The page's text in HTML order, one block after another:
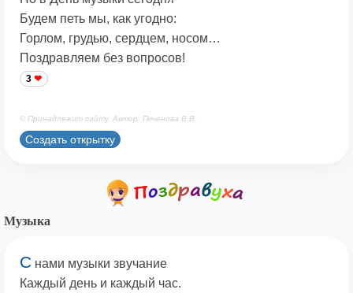
Будем петь мы, как угодно:
Горлом, грудью, сердцем, носом…
Поздравляем без вопросов!
3
© Принадлежит сайту. Автор: Печенова В.В.
Создать открытку
Музыка
С нами музыки звучание
Каждый день и каждый час.